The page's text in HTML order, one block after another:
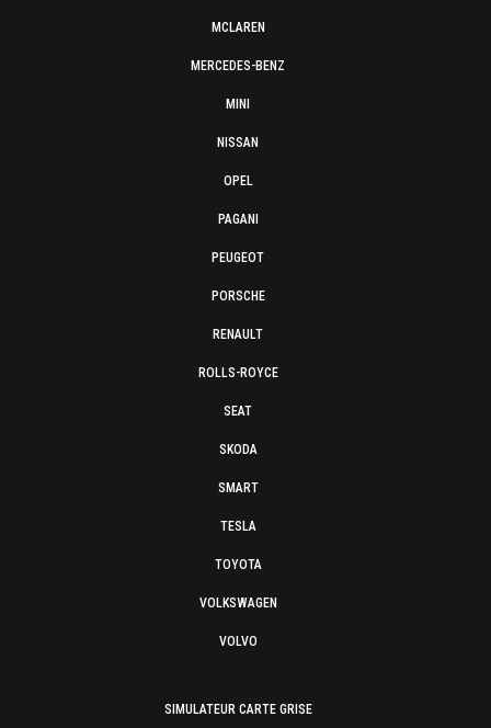
MCLAREN
MERCEDES-BENZ
MINI
NISSAN
OPEL
PAGANI
PEUGEOT
PORSCHE
RENAULT
ROLLS-ROYCE
SEAT
SKODA
SMART
TESLA
TOYOTA
VOLKSWAGEN
VOLVO
SIMULATEUR CARTE GRISE